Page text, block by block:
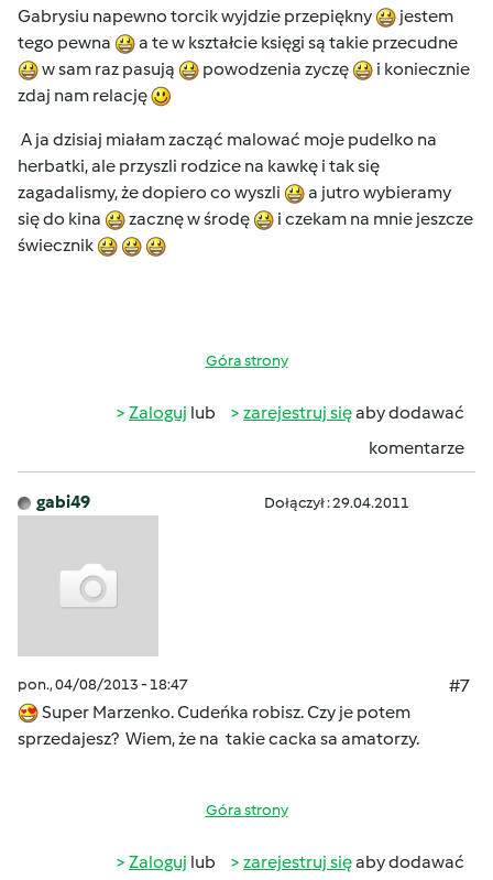
Gabrysiu napewno torcik wyjdzie przepiękny
jestem
tego pewna
a te w kształcie księgi są takie przecudne
w sam raz pasują
powodzenia zyczę
i koniecznie
zdaj nam relację
A ja dzisiaj miałam zacząć malować moje pudelko na
herbatki, ale przyszli rodzice na kawkę i tak się
zagadalismy, że dopiero co wyszli
a jutro wybieramy
się do kina
zacznę w środę
i czekam na mnie jeszcze
świecznik
Góra strony
Zaloguj lub zarejestruj sięaby dodawać
komentarze
gabi49 Dołączył : 29.04.2011
pon., 04/08/2013 - 18:47
#7
Super Marzenko. Cudeńka robisz. Czy je potem
sprzedajesz? Wiem, że na takie cacka sa amatorzy.
Góra strony
Zaloguj lub zarejestruj sięaby dodawać